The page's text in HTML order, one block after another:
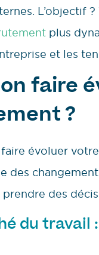
L’objectif
plus
et les
faire
?
évoluer
des
du travail